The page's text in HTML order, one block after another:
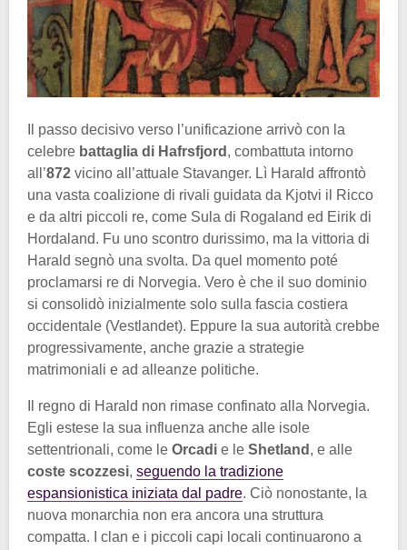
Il passo decisivo verso l’unificazione arrivò con la
celebre battaglia di Hafrsfjord , combattuta intorno
all’872 vicino all’attuale Stavanger. Lì Harald affrontò
una vasta coalizione di rivali guidata da Kjotvi il Ricco
e da altri piccoli re, come Sula di Rogaland ed Eirik di
Hordaland. Fu uno scontro durissimo, ma la vittoria di
Harald segnò una svolta. Da quel momento poté
proclamarsi re di Norvegia. Vero è che il suo dominio
si consolidò inizialmente solo sulla fascia costiera
occidentale (Vestlandet). Eppure la sua autorità crebbe
progressivamente, anche grazie a strategie
matrimoniali e ad alleanze politiche.
Il regno di Harald non rimase confinato alla Norvegia.
Egli estese la sua influenza anche alle isole
settentrionali, come le Orcadi e le Shetland , e alle
coste scozzesi, seguendo la tradizione
espansionistica iniziata dal padre. Ciò nonostante, la
nuova monarchia non era ancora una struttura
compatta. I clan e i piccoli capi locali continuarono a